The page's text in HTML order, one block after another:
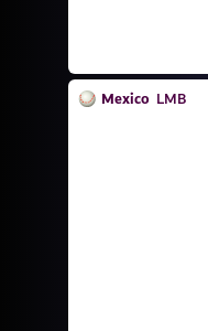
Mexico LMB